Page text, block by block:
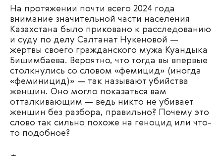
На протяжении почти всего 2024 года
внимание значительной части населения
Казахстана было приковано к расследованию
и суду по делу Салтанат Нукеновой —
жертвы своего гражданского мужа Куандыка
Бишимбаева. Вероятно, что тогда вы впервые
столкнулись со словом «фемицид» (иногда
«феминицид)» — так называют убийства
женщин. Оно могло показаться вам
отталкивающим — ведь никто не убивает
женщин без разбора, правильно? Почему это
слово так сильно похоже на геноцид или что-
то подобное?